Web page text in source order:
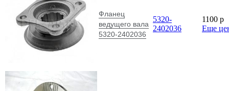
Фланец
ведущего вала
5320-2402036
5320-
2402036
1100 p
Еще